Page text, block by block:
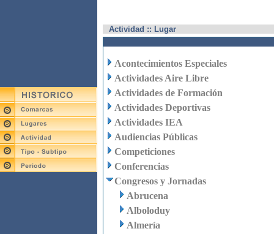
Actividad :: Lugar
Acontecimientos Especiales
Actividades Aire Libre
Actividades de Formación
Actividades Deportivas
Actividades IEA
Audiencias Públicas
Competiciones
Conferencias
Congresos y Jornadas
Abrucena
Alboloduy
Almería